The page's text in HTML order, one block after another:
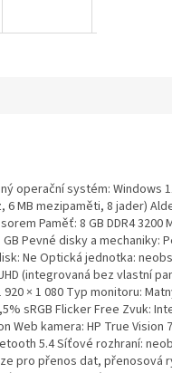
operační systém: Windows
6 MB mezipaměti, 8 jader)
Paměť: 8 GB DDR4 3200
Pevné disky a mechaniky:
Ne Optická jednotka:
(integrovaná bez vlastní
× 1 080 Typ monitoru:
sRGB Flicker Free Zvuk:
kamera: HP True Vision
5.4 Síťové rozhraní:
pro přenos dat, přenosová